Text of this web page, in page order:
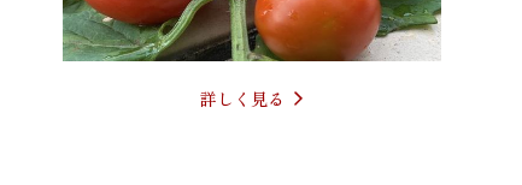
詳しく見る